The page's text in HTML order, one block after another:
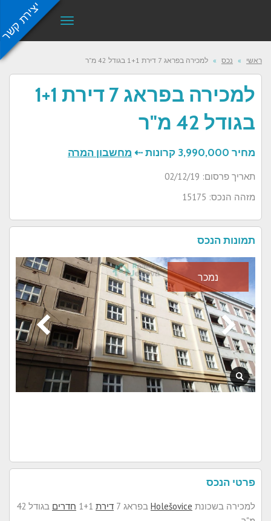
תפריט
ראשי » נכס » למכירה בפראג 7 דירת 1+1 בגודל 42 מ"ר
למכירה בפראג 7 דירת 1+1
בגודל 42 מ"ר
מחיר 3,990,000 קרונות ⇠ מחשבון המרה
תאריך פרסום: 02/12/19
מזהה הנכס: 15175
תמונות הנכס
נמכר
פרטי הנכס
למכירה בשכונת Holešovice בפראג 7 דירת חדרים
בגודל 42
יצירת קשר